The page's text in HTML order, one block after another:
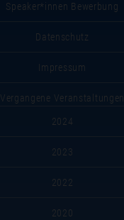
Speaker*innen Bewerbung
Datenschutz
Impressum
Vergangene Veranstaltungen
2024
2023
2022
2020